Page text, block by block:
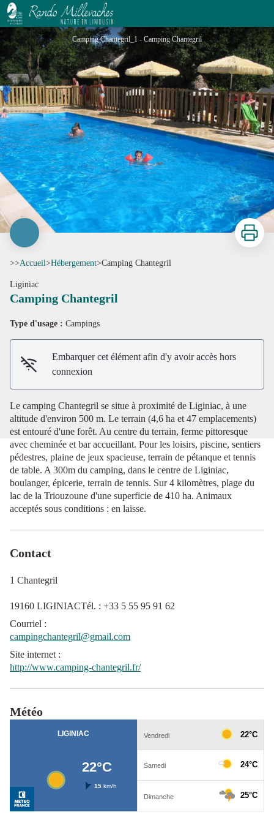
Camping Chantegril
Camping Chantegril_1 - Camping Chantegril
Voir l'image en plein écran
Imprimer
>>Accueil>Hébergement>Camping Chantegril
Liginiac
Camping Chantegril
Type d'usage : Campings
Embarquer cet élément afin d'y avoir accès hors
connexion
Le camping Chantegril se situe à proximité de Liginiac, à une
altitude d'environ 500 m. Le terrain (4,6 ha et 47 emplacements)
est entouré d'une forêt. Au centre du terrain, ferme pittoresque
avec cheminée et bar accueillant. Pour les loisirs, piscine, sentiers
pédestres, plaine de jeux spacieuse, terrain de pétanque et tennis
de table. A 300m du camping, dans le centre de Liginiac,
boulanger, épicerie, terrain de tennis. Sur 4 kilomètres, plage du
lac de la Triouzoune d'une superficie de 410 ha. Animaux
acceptés sous conditions : en laisse.
Contact
1 Chantegril
19160 LIGINIACTél. : +33 5 55 95 91 62
Courriel :
campingchantegril@gmail.com
Site internet :
http://www.camping-chantegril.fr/
Météo